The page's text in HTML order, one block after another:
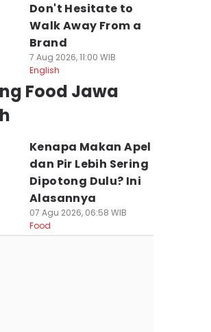
Don't Hesitate to
Walk Away From a
Brand
7 Aug 2026, 11:00 WIB
English
Food Jawa
Kenapa Makan Apel
dan Pir Lebih Sering
Dipotong Dulu? Ini
Alasannya
07 Agu 2026, 06:58 WIB
Food